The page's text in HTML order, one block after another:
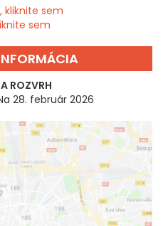
kliknite sem
sem
ROZVRH
28. február 2026